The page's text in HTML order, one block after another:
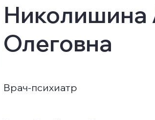
Николишина
Олеговна
Врач-психиатр